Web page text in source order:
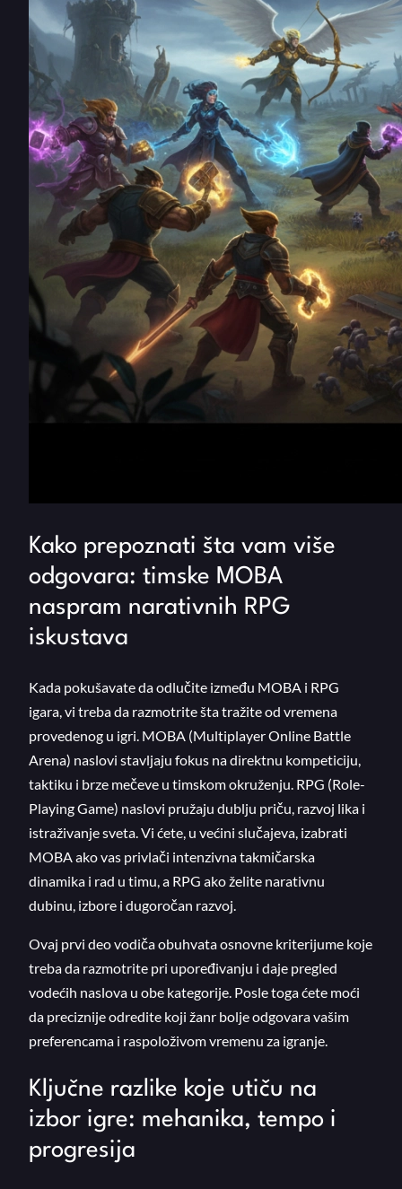
Kako prepoznati šta vam više
odgovara: timske MOBA
naspram narativnih RPG
iskustava
Kada pokušavate da odlučite između MOBA i RPG
igara, vi treba da razmotrite šta tražite od vremena
provedenog u igri. MOBA (Multiplayer Online Battle
Arena) naslovi stavljaju fokus na direktnu kompeticiju,
taktiku i brze mečeve u timskom okruženju. RPG (Role-
Playing Game) naslovi pružaju dublju priču, razvoj lika i
istraživanje sveta. Vi ćete, u većini slučajeva, izabrati
MOBA ako vas privlači intenzivna takmičarska
dinamika i rad u timu, a RPG ako želite narativnu
dubinu, izbore i dugoročan razvoj.
Ovaj prvi deo vodiča obuhvata osnovne kriterijume koje
treba da razmotrite pri upoređivanju i daje pregled
vodećih naslova u obe kategorije. Posle toga ćete moći
da preciznije odredite koji žanr bolje odgovara vašim
preferencama i raspoloživom vremenu za igranje.
Ključne razlike koje utiču na
izbor igre: mehanika, tempo i
progresija